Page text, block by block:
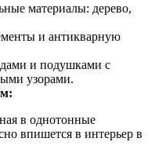
материалы: дерево,
и антикварную
и подушками с
узорами.
в однотонные
впишется в интерьер в